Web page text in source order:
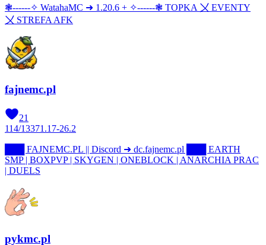
❃------✧ WatahaMC ➜ 1.20.6 + ✧------❃ TOPKA 〤 EVENTY
〤 STREFA AFK
fajnemc.pl
21
114/13371.17-26.2
███ FAJNEMC.PL || Discord ➜ dc.fajnemc.pl ███ EARTH
SMP | BOXPVP | SKYGEN | ONEBLOCK | ANARCHIA PRAC
| DUELS
pykmc.pl